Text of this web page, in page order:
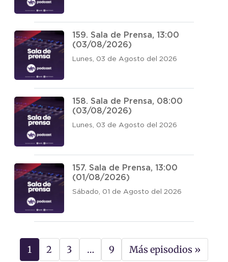
159. Sala de Prensa, 13:00
(03/08/2026)
Lunes, 03 de Agosto del 2026
158. Sala de Prensa, 08:00
(03/08/2026)
Lunes, 03 de Agosto del 2026
157. Sala de Prensa, 13:00
(01/08/2026)
Sábado, 01 de Agosto del 2026
1 2 3 … 9 Más episodios »